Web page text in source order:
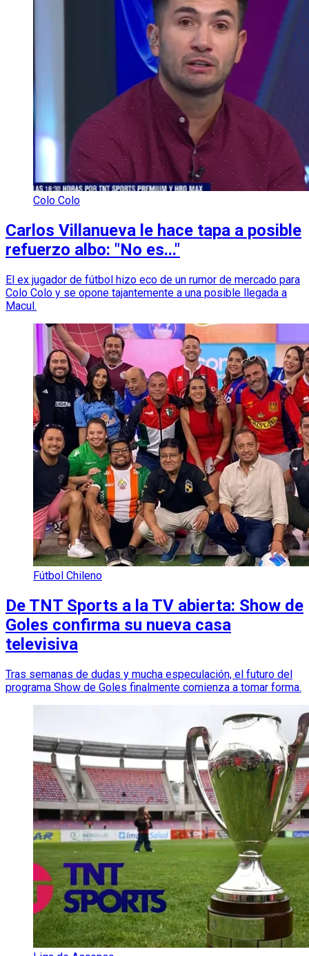
Colo Colo
Carlos Villanueva le hace tapa a posible
refuerzo albo: "No es..."
El ex jugador de fútbol hizo eco de un rumor de mercado para
Colo Colo y se opone tajantemente a una posible llegada a
Macul.
Fútbol Chileno
De TNT Sports a la TV abierta: Show de
Goles confirma su nueva casa
televisiva
Tras semanas de dudas y mucha especulación, el futuro del
programa Show de Goles finalmente comienza a tomar forma.